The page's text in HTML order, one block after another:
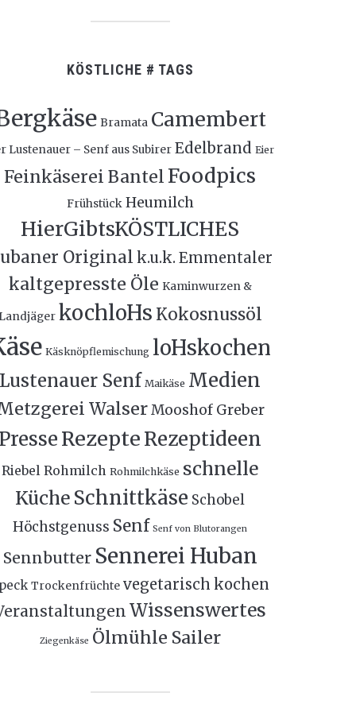
KÖSTLICHE # TAGS
Bramata Camembert
Lustenauer – Senf aus Subirer Edelbrand Eier
Feinkäserei BantelFoodpics
Frühstück Heumilch
HierGibtsKÖSTLICHES
Original k.u.k. Emmentaler
kaltgepresste Öle Kaminwurzen &
kochloHs Kokosnussöl
Käsknöpflemischung loHskochen
Lustenauer Senf Maikäse Medien
Walser Mooshof Greber
RezepteRezeptideen
Riebel Rohmilch Rohmilchkäse schnelle
Küche Schnittkäse Schobel
Höchstgenuss Senf Senf von Blutorangen
Sennbutter Sennerei Huban
Trockenfrüchte vegetarisch kochen
Wissenswertes
Ziegenkäse Ölmühle Sailer